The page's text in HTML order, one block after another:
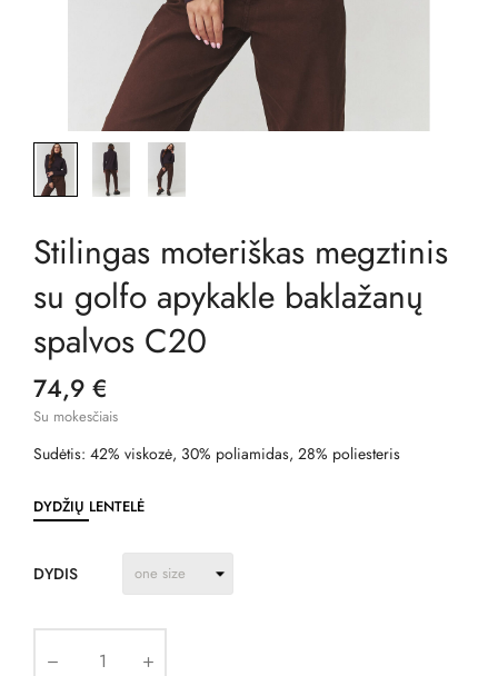
Stilingas moteriškas megztinis
su golfo apykakle baklažanų
spalvos C20
74,9 €
Su mokesčiais
Sudėtis: 42% viskozė, 30% poliamidas, 28% poliesteris
DYDŽIŲ LENTELĖ
DYDIS